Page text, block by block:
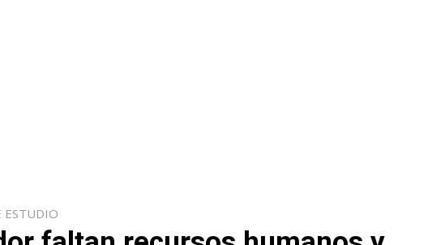
ESTUDIO